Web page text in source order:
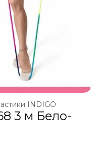
INDIGO
›
3 м Бело-